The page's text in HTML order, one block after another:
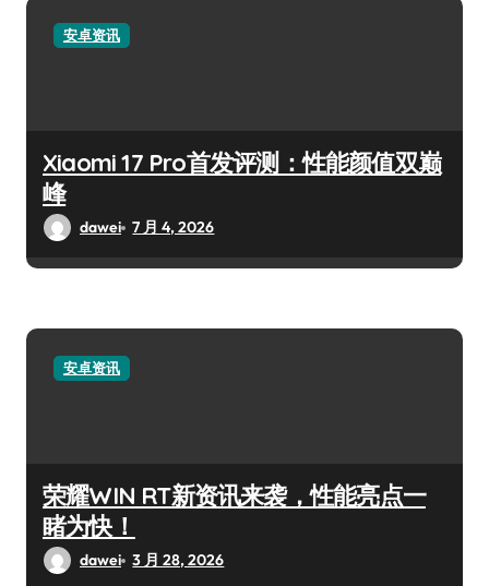
安卓资讯
Xiaomi 17 Pro首发评测：性能颜值双巅
峰
dawei 7 月 4, 2026
安卓资讯
荣耀WIN RT新资讯来袭，性能亮点一
睹为快！
dawei 3 月 28, 2026